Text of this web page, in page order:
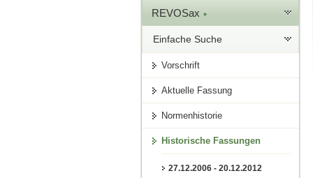
REVOSax
Einfache Suche
Vorschrift
Aktuelle Fassung
Normenhistorie
Historische Fassungen
27.12.2006 - 20.12.2012